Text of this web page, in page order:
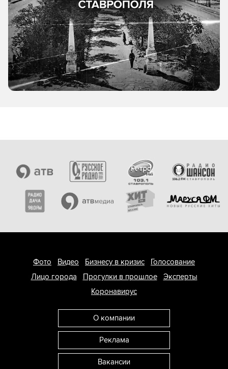
Фото Видео Бизнесу в кризис
Голосование
Лицо города
Прогулки в прошлое
Эксперты
Коронавирус
О компании
Реклама
Вакансии